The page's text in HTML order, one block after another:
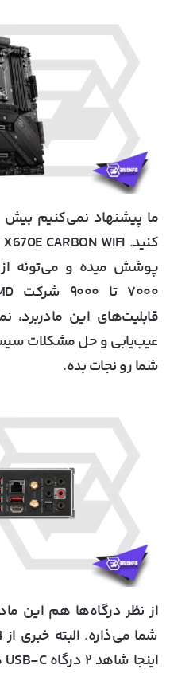
ما پیشنهاد نمی‌کنیم بیش
پوشش میده و می‌تونه
عیب‌یابی و حل مشکلات
شما رو نجات بده.
از نظر درگاه‌ها هم این